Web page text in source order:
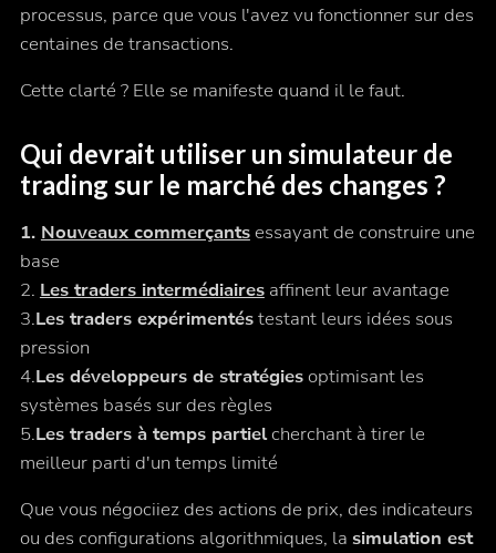
processus, parce que vous l'avezvu fonctionner sur des
centaines de transactions.
Cette clarté ? Elle se manifeste quand il le faut.
Qui devrait utiliser un simulateur de
trading sur le marché des changes ?
1. Nouveaux commerçantsessayant de construire une
base
2. Les traders intermédiairesaffinent leur avantage
3.Les traders expérimentéstestant leurs idées sous
pression
4.Les développeurs de stratégiesoptimisant les
systèmes basés sur des règles
5.Les traders à temps partielcherchant à tirer le
meilleur parti d'un temps limité
Que vous négociiez des actions de prix, des indicateurs
ou des configurations algorithmiques, la simulation est